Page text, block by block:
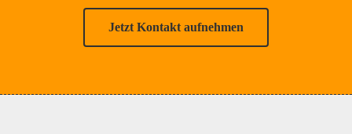
Jetzt Kontakt aufnehmen